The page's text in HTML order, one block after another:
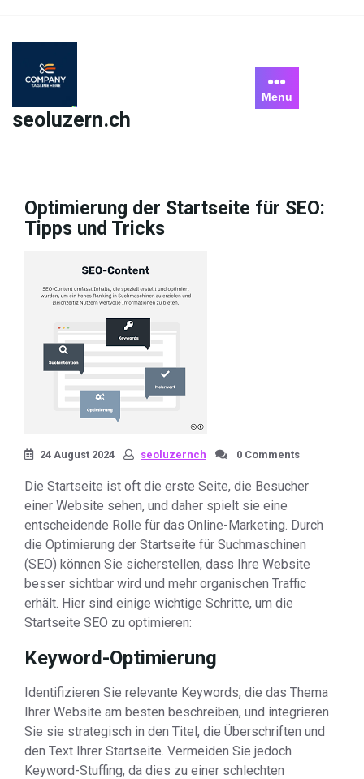
content
seoluzern.ch
Menu
Optimierung der Startseite für SEO:
Tipps und Tricks
24 August 2024 seoluzernch 0 Comments
Die Startseite ist oft die erste Seite, die Besucher
einer Website sehen, und daher spielt sie eine
entscheidende Rolle für das Online-Marketing. Durch
die Optimierung der Startseite für Suchmaschinen
(SEO) können Sie sicherstellen, dass Ihre Website
besser sichtbar wird und mehr organischen Traffic
erhält. Hier sind einige wichtige Schritte, um die
Startseite SEO zu optimieren:
Keyword-Optimierung
Identifizieren Sie relevante Keywords, die das Thema
Ihrer Website am besten beschreiben, und integrieren
Sie sie strategisch in den Titel, die Überschriften und
den Text Ihrer Startseite. Vermeiden Sie jedoch
Keyword-Stuffing, da dies zu einer schlechten